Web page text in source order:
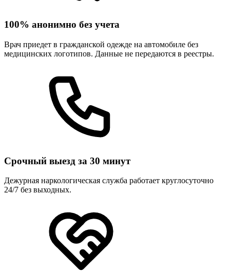
100% анонимно без учета
Врач приедет в гражданской одежде на автомобиле без
медицинских логотипов. Данные не передаются в реестры.
Срочный выезд за 30 минут
Дежурная наркологическая служба работает круглосуточно
24/7 без выходных.